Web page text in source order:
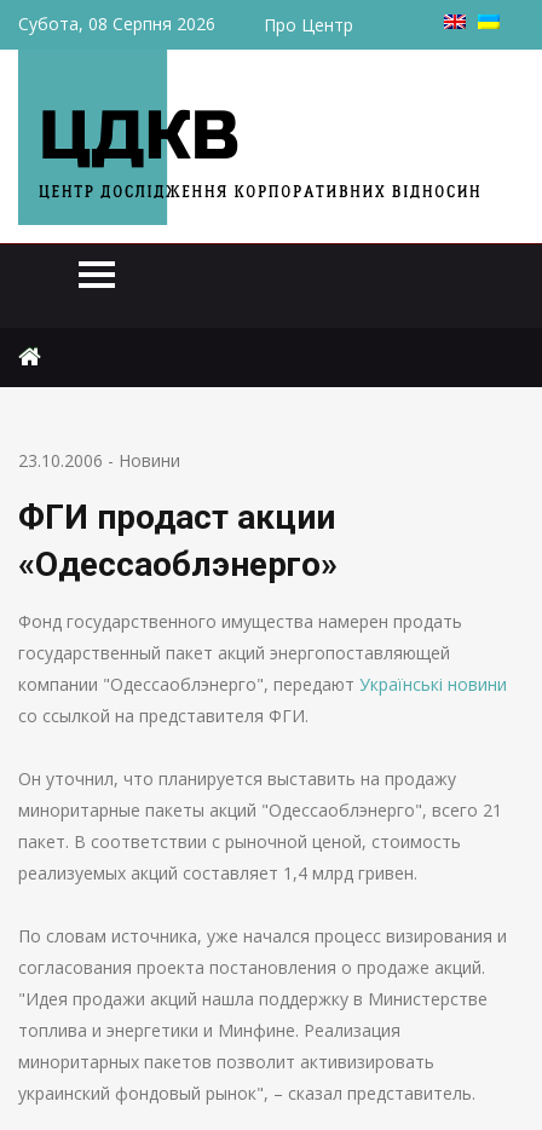
Субота, 08 Серпня 2026 Про Центр
ФГИ продаст акции «Одессаоблэнерго»
23.10.2006 - Новини
ФГИ продаст акции
«Одессаоблэнерго»
Фонд государственного имущества намерен продать
государственный пакет акций энергопоставляющей
компании "Одессаоблэнерго", передают Українські новини
со ссылкой на представителя ФГИ.
Он уточнил, что планируется выставить на продажу
миноритарные пакеты акций "Одессаоблэнерго", всего 21
пакет. В соответствии с рыночной ценой, стоимость
реализуемых акций составляет 1,4 млрд гривен.
По словам источника, уже начался процесс визирования и
согласования проекта постановления о продаже акций.
"Идея продажи акций нашла поддержку в Министерстве
топлива и энергетики и Минфине. Реализация
миноритарных пакетов позволит активизировать
украинский фондовый рынок", – сказал представитель.